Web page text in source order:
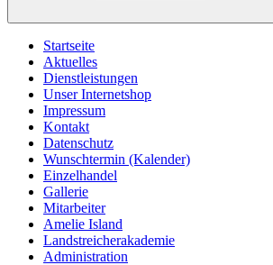
Startseite
Aktuelles
Dienstleistungen
Unser Internetshop
Impressum
Kontakt
Datenschutz
Wunschtermin (Kalender)
Einzelhandel
Gallerie
Mitarbeiter
Amelie Island
Landstreicherakademie
Administration